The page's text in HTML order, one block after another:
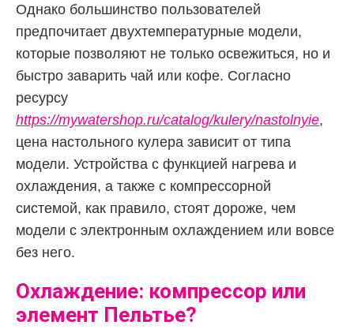
Однако большинство пользователей
предпочитает двухтемпературные модели,
которые позволяют не только освежиться, но и
быстро заварить чай или кофе. Согласно
ресурсу
https://mywatershop.ru/catalog/kulery/nastolnyie,
цена настольного кулера зависит от типа
модели. Устройства с функцией нагрева и
охлаждения, а также с компрессорной
системой, как правило, стоят дороже, чем
модели с электронным охлаждением или вовсе
без него.
Охлаждение: компрессор или
элемент Пельтье?